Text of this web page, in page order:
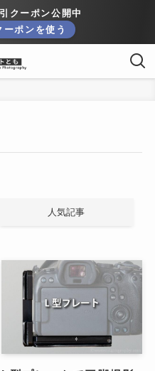
クーポン公開中
ポンを使う
人気記事